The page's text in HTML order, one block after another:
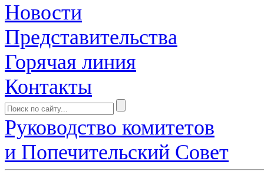
Новости
Представительства
Горячая линия
Контакты
Руководство комитетов
и Попечительский Совет